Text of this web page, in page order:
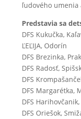
ľudového umenia
Predstavia sa
DFS Kukučka,
ĽEĽIJA, Odorín
DFS Brezinka,
DFS Radosť,
DFS
DFS Margarétka,
DFS
DFS Oriešok,